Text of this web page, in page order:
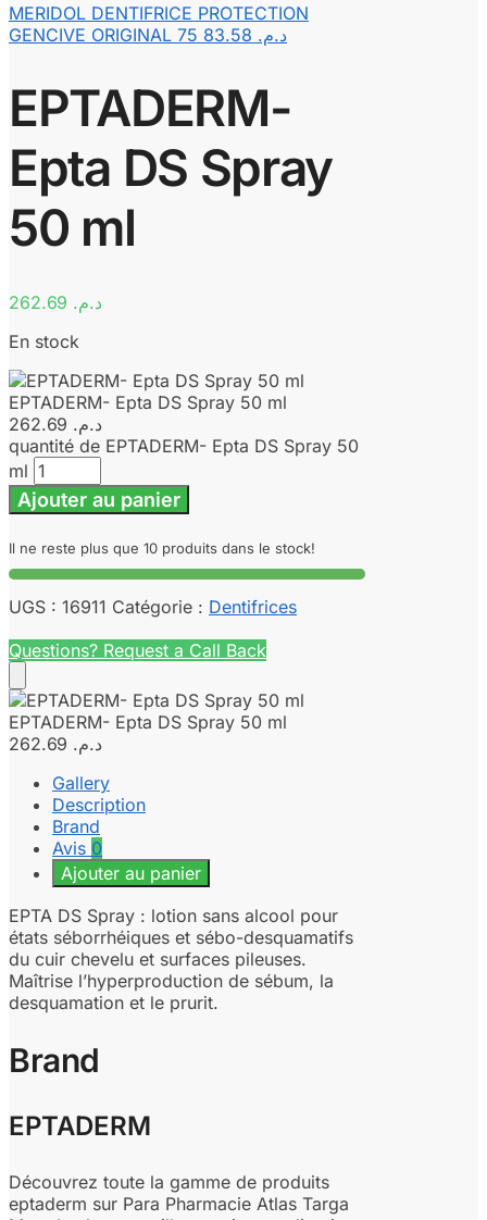
MERIDOL DENTIFRICE PROTECTION
GENCIVE ORIGINAL 75
د.م.
EPTADERM-
Epta DS Spray
50 ml
د.م.
En stock
EPTADERM- Epta DS Spray 50 ml
د.م.
quantité de EPTADERM- Epta DS Spray 50
ml
Ajouter au panier
Il ne reste plus que 10 produits dans le stock!
UGS : 16911 Catégorie : Dentifrices
Questions? Request a Call Back
EPTADERM- Epta DS Spray 50 ml
د.م.
Gallery
Description
Brand
Avis 0
Ajouter au panier
EPTA DS Spray : lotion sans alcool pour
états séborrhéiques et sébo-desquamatifs
du cuir chevelu et surfaces pileuses.
Maîtrise l’hyperproduction de sébum, la
desquamation et le prurit.
Brand
EPTADERM
Découvrez toute la gamme de produits
eptaderm sur Para Pharmacie Atlas Targa